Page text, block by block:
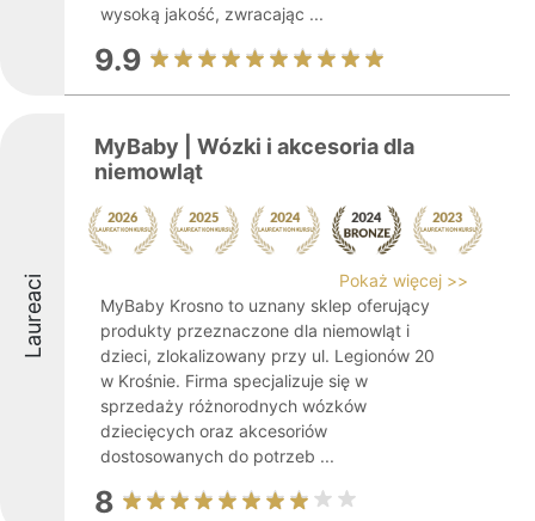
wysoką jakość, zwracając ...
9.9
Laureaci
MyBaby | Wózki i akcesoria dla
niemowląt
Pokaż więcej >>
MyBaby Krosno to uznany sklep oferujący
produkty przeznaczone dla niemowląt i
dzieci, zlokalizowany przy ul. Legionów 20
w Krośnie. Firma specjalizuje się w
sprzedaży różnorodnych wózków
dziecięcych oraz akcesoriów
dostosowanych do potrzeb ...
8